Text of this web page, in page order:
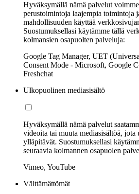
Hyväksymällä nämä palvelut
perustoimintoja laajempia toimintoja
mahdollisuuden käyttää
Suostumuksellasi käytämme tällä
kolmansien osapuolten palveluja:
Google Tag Manager, UET
Consent Mode - Microsoft, Google
Freshchat
Ulkopuolinen mediasisältö
Hyväksymällä nämä palvelut
videoita tai muuta mediasisältöä,
ylläpitävät. Suostumuksellasi
seuraavia kolmannen osapuolen
Vimeo, YouTube
Välttämättömät